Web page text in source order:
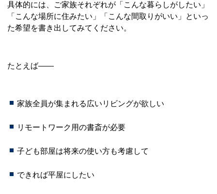
具体的には、ご家族それぞれが「こんな暮らしがしたい」
「こんな場所に住みたい」「こんな間取りがいい」といっ
た希望を書き出してみてください。
たとえば――
家族全員が集まれる広いリビングが欲しい
リモートワーク用の書斎が必要
子ども部屋は将来の使い方も考慮して
できれば平屋にしたい